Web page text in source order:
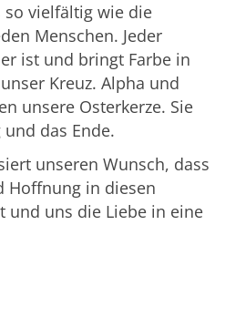
so vielfältig wie die
Menschen. Jeder
ist und bringt Farbe in
Kreuz. Alpha und
unsere Osterkerze. Sie
das Ende.
unseren Wunsch, dass
Hoffnung in diesen
und uns die Liebe in eine